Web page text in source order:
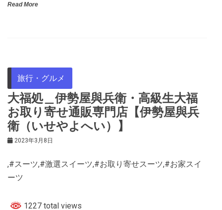
Read More
旅行・グルメ
大福処＿伊勢屋與兵衛・高級生大福
お取り寄せ通販専門店【伊勢屋與兵
衛（いせやよへい）】
2023年3月8日
,#スーツ,#激選スイーツ,#お取り寄せスーツ,#お家スイ
ーツ
1227 total views